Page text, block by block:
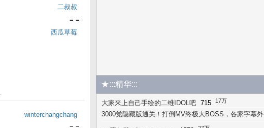
二叔叔
= =
西瓜草莓
winterchangchang
★:::精华:::
大家来上自己手绘的二维IDOL吧 715 17万
3000党隐藏版通关！打倒MV终极大BOSS，各家字幕外